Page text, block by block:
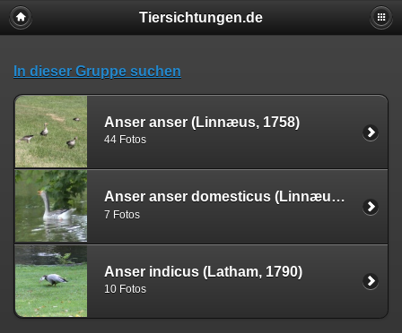
Tiersichtungen.de
In dieser Gruppe suchen
Anser anser (Linnæus, 1758)
44 Fotos
Anser anser domesticus (Linnæus, 1758)
7 Fotos
Anser indicus (Latham, 1790)
10 Fotos